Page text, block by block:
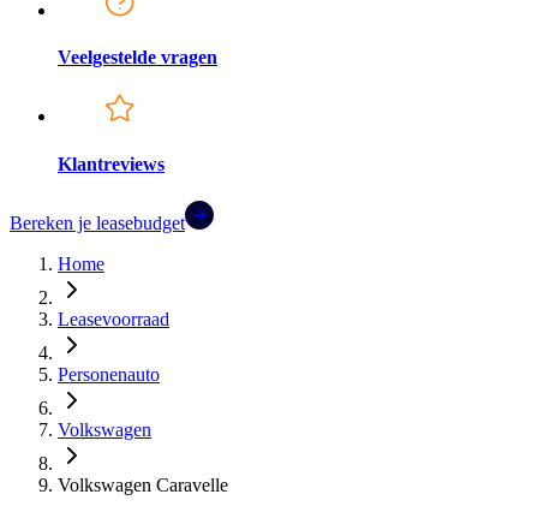
Veelgestelde vragen
Klantreviews
Bereken je leasebudget
Home
Leasevoorraad
Personenauto
Volkswagen
Volkswagen Caravelle